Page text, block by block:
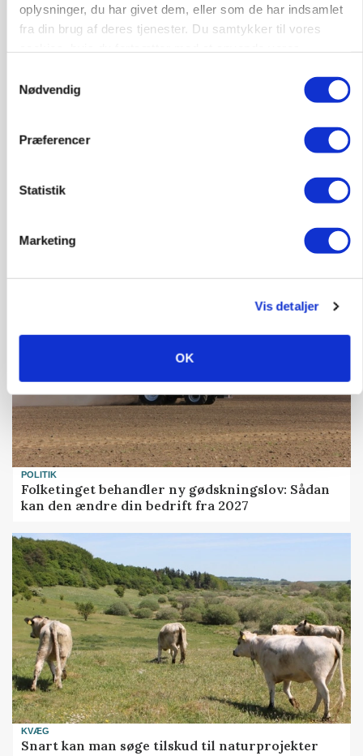
oplysninger, du har givet dem, eller som de har indsamlet
fra din brug af deres tjenester. Du samtykker til vores
Nødvendig
Præferencer
Statistik
Marketing
Vis detaljer
OK
protestgruppe vil demonstrere mod ny
gødskningslov
POLITIK
Folketinget behandler ny gødskningslov: Sådan
kan den ændre din bedrift fra 2027
KVÆG
Snart kan man søge tilskud til naturprojekter